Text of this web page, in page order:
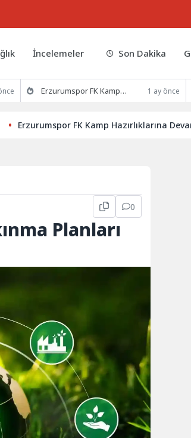
İncelemeler Son Dakika
Erzurumspor FK Kamp Hazırlıklarına Devam Ediyor 1 ay önce
FK Kamp Hazırlıklarına Devam
0
Planları